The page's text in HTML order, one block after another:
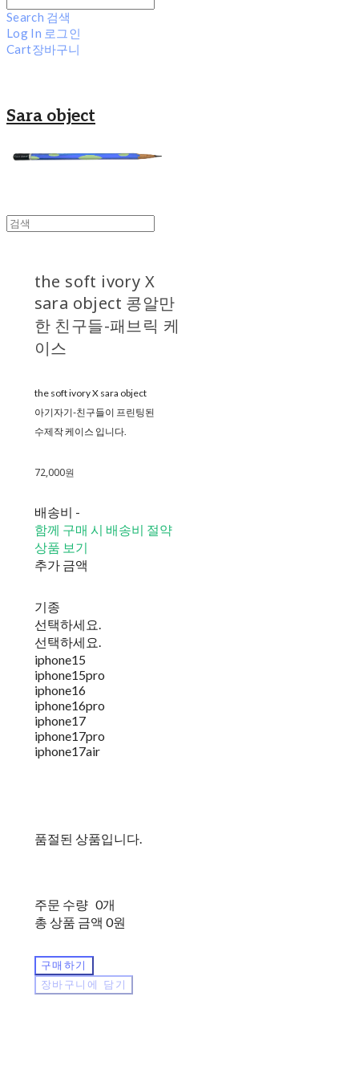
Search 검색
Log In 로그인
Cart장바구니
Sara object
the soft ivory X
sara object 콩알만
한 친구들-패브릭 케
이스
the soft ivory X sara object
아기자기-친구들이 프린팅된
수제작 케이스 입니다.
72,000원
배송비 -
함께 구매 시 배송비 절약
상품 보기
추가 금액
기종
선택하세요.
선택하세요.
iphone15
iphone15pro
iphone16
iphone16pro
iphone17
iphone17pro
iphone17air
품절된 상품입니다.
주문 수량 0개
총 상품 금액 0원
구매하기
장바구니에 담기